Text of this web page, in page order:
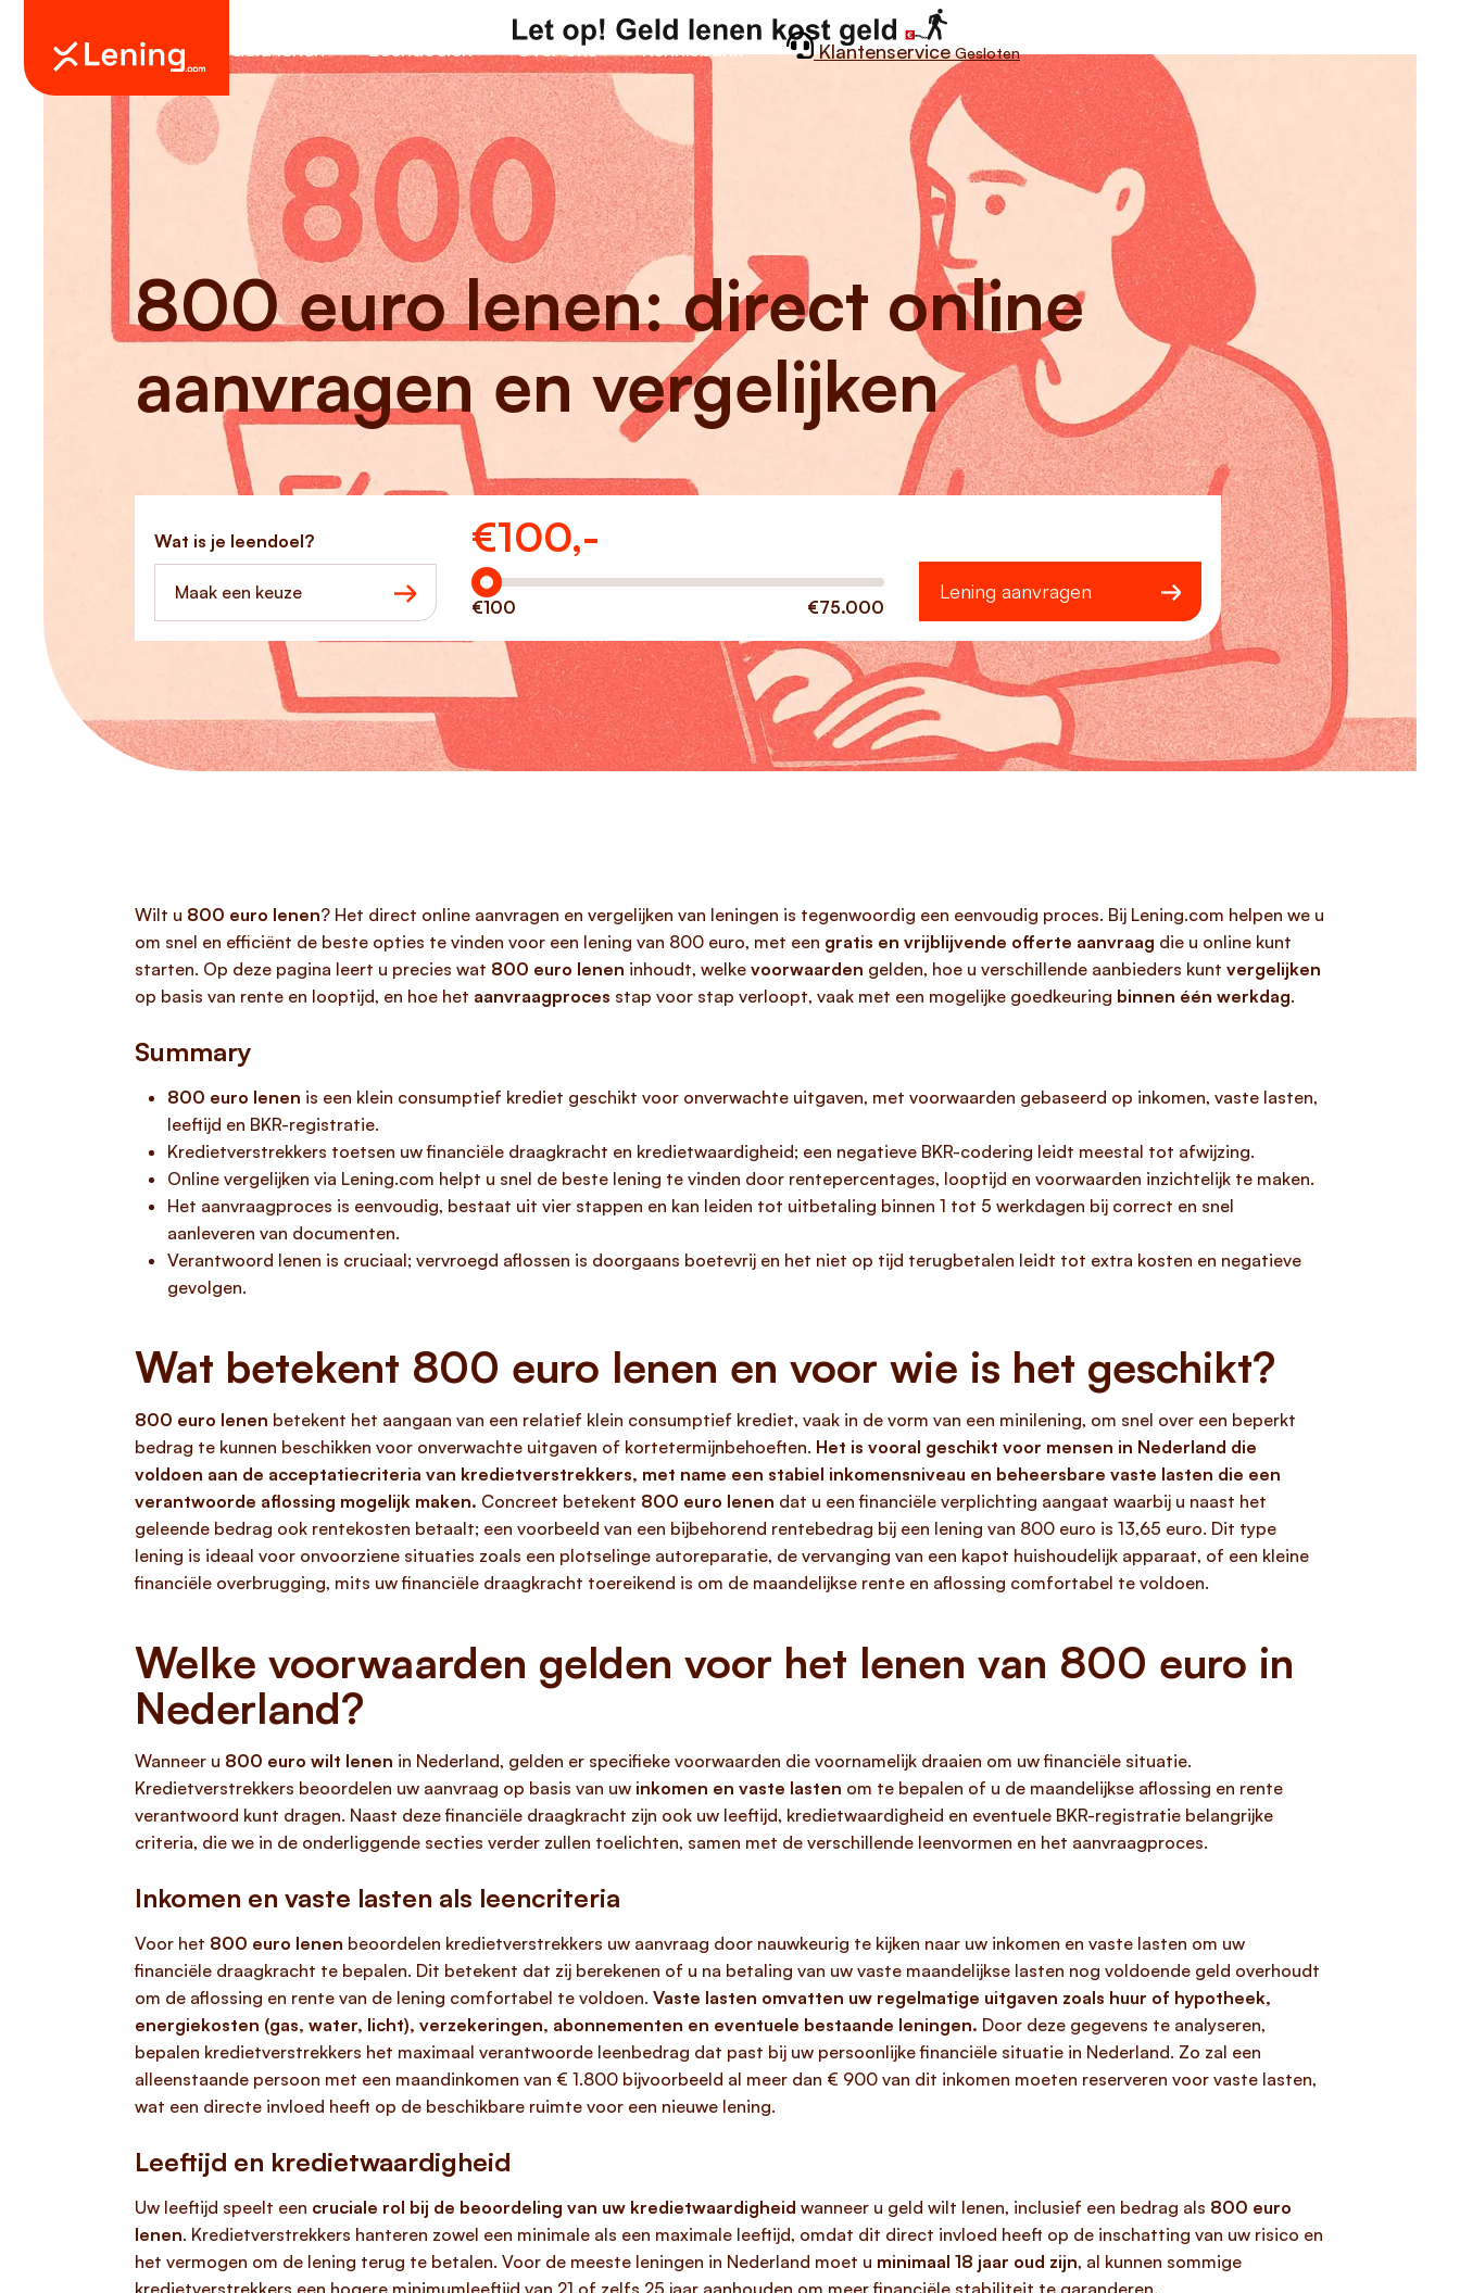
Geld lenen Leendoelen Over ons Kennisbank Klantenservice Gesloten
800 euro lenen: direct online
aanvragen en vergelijken
Wat is je leendoel?
Maak een keuze
€100,-
Hoeveel wilt u lenen?
€100 €75.000
Lening aanvragen
Wilt u 800 euro lenen? Het direct online aanvragen en vergelijken van leningen is tegenwoordig een eenvoudig proces. Bij Lening.com helpen we u
om snel en efficiënt de beste opties te vinden voor een lening van 800 euro, met een gratis en vrijblijvende offerte aanvraag die u online kunt
starten. Op deze pagina leert u precies wat 800 euro lenen inhoudt, welke voorwaarden gelden, hoe u verschillende aanbieders kunt vergelijken
op basis van rente en looptijd, en hoe het aanvraagproces stap voor stap verloopt, vaak met een mogelijke goedkeuring binnen één werkdag.
Summary
800 euro lenen is een klein consumptief krediet geschikt voor onverwachte uitgaven, met voorwaarden gebaseerd op inkomen, vaste lasten,
leeftijd en BKR-registratie.
Kredietverstrekkers toetsen uw financiële draagkracht en kredietwaardigheid; een negatieve BKR-codering leidt meestal tot afwijzing.
Online vergelijken via Lening.com helpt u snel de beste lening te vinden door rentepercentages, looptijd en voorwaarden inzichtelijk te maken.
Het aanvraagproces is eenvoudig, bestaat uit vier stappen en kan leiden tot uitbetaling binnen 1 tot 5 werkdagen bij correct en snel
aanleveren van documenten.
Verantwoord lenen is cruciaal; vervroegd aflossen is doorgaans boetevrij en het niet op tijd terugbetalen leidt tot extra kosten en negatieve
gevolgen.
Wat betekent 800 euro lenen en voor wie is het geschikt?
800 euro lenen betekent het aangaan van een relatief klein consumptief krediet, vaak in de vorm van een minilening, om snel over een beperkt
bedrag te kunnen beschikken voor onverwachte uitgaven of kortetermijnbehoeften. Het is vooral geschikt voor mensen in Nederland die
voldoen aan de acceptatiecriteria van kredietverstrekkers, met name een stabiel inkomensniveau en beheersbare vaste lasten die een
verantwoorde aflossing mogelijk maken. Concreet betekent 800 euro lenen dat u een financiële verplichting aangaat waarbij u naast het
geleende bedrag ook rentekosten betaalt; een voorbeeld van een bijbehorend rentebedrag bij een lening van 800 euro is 13,65 euro. Dit type
lening is ideaal voor onvoorziene situaties zoals een plotselinge autoreparatie, de vervanging van een kapot huishoudelijk apparaat, of een kleine
financiële overbrugging, mits uw financiële draagkracht toereikend is om de maandelijkse rente en aflossing comfortabel te voldoen.
Welke voorwaarden gelden voor het lenen van 800 euro in
Nederland?
Wanneer u 800 euro wilt lenen in Nederland, gelden er specifieke voorwaarden die voornamelijk draaien om uw financiële situatie.
Kredietverstrekkers beoordelen uw aanvraag op basis van uw inkomen en vaste lasten om te bepalen of u de maandelijkse aflossing en rente
verantwoord kunt dragen. Naast deze financiële draagkracht zijn ook uw leeftijd, kredietwaardigheid en eventuele BKR-registratie belangrijke
criteria, die we in de onderliggende secties verder zullen toelichten, samen met de verschillende leenvormen en het aanvraagproces.
Inkomen en vaste lasten als leencriteria
Voor het 800 euro lenen beoordelen kredietverstrekkers uw aanvraag door nauwkeurig te kijken naar uw inkomen en vaste lasten om uw
financiële draagkracht te bepalen. Dit betekent dat zij berekenen of u na betaling van uw vaste maandelijkse lasten nog voldoende geld overhoudt
om de aflossing en rente van de lening comfortabel te voldoen. Vaste lasten omvatten uw regelmatige uitgaven zoals huur of hypotheek,
energiekosten (gas, water, licht), verzekeringen, abonnementen en eventuele bestaande leningen. Door deze gegevens te analyseren,
bepalen kredietverstrekkers het maximaal verantwoorde leenbedrag dat past bij uw persoonlijke financiële situatie in Nederland. Zo zal een
alleenstaande persoon met een maandinkomen van € 1.800 bijvoorbeeld al meer dan € 900 van dit inkomen moeten reserveren voor vaste lasten,
wat een directe invloed heeft op de beschikbare ruimte voor een nieuwe lening.
Leeftijd en kredietwaardigheid
Uw leeftijd speelt een cruciale rol bij de beoordeling van uw kredietwaardigheid wanneer u geld wilt lenen, inclusief een bedrag als 800 euro
lenen. Kredietverstrekkers hanteren zowel een minimale als een maximale leeftijd, omdat dit direct invloed heeft op de inschatting van uw risico en
het vermogen om de lening terug te betalen. Voor de meeste leningen in Nederland moet u minimaal 18 jaar oud zijn, al kunnen sommige
kredietverstrekkers een hogere minimumleeftijd van 21 of zelfs 25 jaar aanhouden om meer financiële stabiliteit te garanderen.